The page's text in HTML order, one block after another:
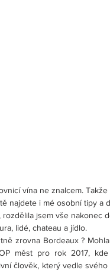
vína ne znalcem.
najdete i mé osobní tipy a
rozdělila jsem vše nakonec
lidé, chateau a jídlo.
zrovna Bordeaux ?
měst pro rok 2017,
člověk, který vedle